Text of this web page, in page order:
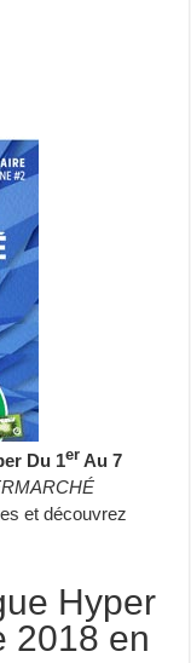
Du 1er Au 7
et découvrez
Hyper
2018 en